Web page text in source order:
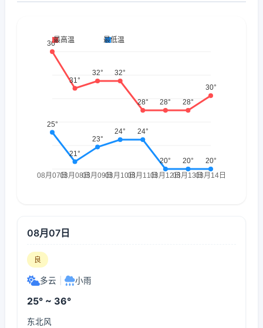
08月07日
良
多云 小雨
25° ~ 36°
东北风